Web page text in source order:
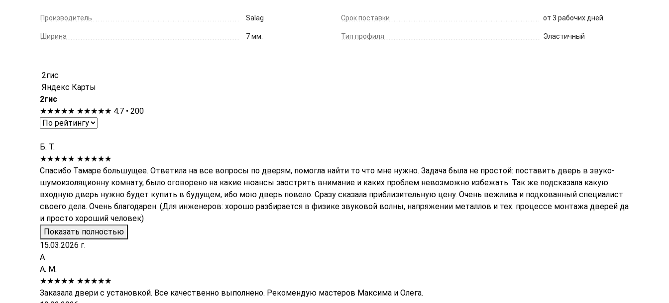
Производитель Salag
Ширина 7 мм.
Срок поставки от 3 рабочих дней.
Тип профиля Эластичный
2гис
Яндекс Карты
2гис
★★★★★ ★★★★★ 4.7 • 200
Б. Т.
★★★★★ ★★★★★
Спасибо Тамаре большущее. Ответила на все вопросы по дверям, помогла найти то что мне нужно. Задача была не простой: поставить дверь в звуко-
шумоизоляционну комнату, было оговорено на какие нюансы заострить внимание и каких проблем невозможно избежать. Так же подсказала какую
входную дверь нужно будет купить в будущем, ибо мою дверь повело. Сразу сказала приблизительную цену. Очень вежлива и подкованный специалист
своего дела. Очень благодарен. (Для инженеров: хорошо разбирается в физике звуковой волны, напряжении металлов и тех. процессе монтажа дверей да
и просто хороший человек)
Показать полностью
15.03.2026 г.
А
А. М.
★★★★★ ★★★★★
Заказала двери с установкой. Все качественно выполнено. Рекомендую мастеров Максима и Олега.